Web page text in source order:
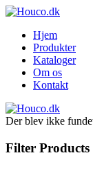
Hjem
Produkter
Kataloger
Om os
Kontakt
Der blev ikke
Filter Products